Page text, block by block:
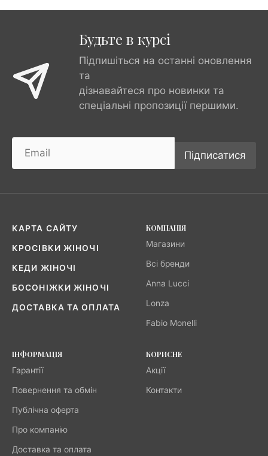
Будьте в курсі
Підпишіться на останні оновлення
та
дізнавайтеся про новинки та
спеціальні пропозиції першими.
Підписатися
КАРТА САЙТУ
КРОСІВКИ ЖІНОЧІ
КЕДИ ЖІНОЧІ
БОСОНІЖКИ ЖІНОЧІ
ДОСТАВКА ТА ОПЛАТА
КОМПАНІЯ
Магазини
Всі бренди
Anna Lucci
Lonza
Fabio Monelli
ІНФОРМАЦІЯ
Гарантії
Повернення та обмін
Публічна оферта
Про компанію
Доставка та оплата
КОРИСНЕ
Акції
Контакти